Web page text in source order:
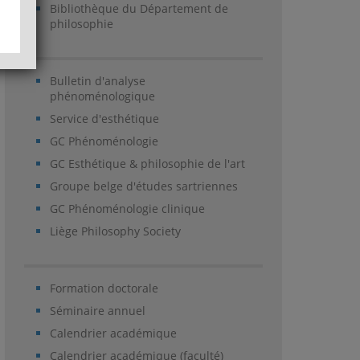
Bibliothèque du Département de
philosophie
Bulletin d'analyse
phénoménologique
Service d'esthétique
GC Phénoménologie
GC Esthétique & philosophie de l'art
Groupe belge d'études sartriennes
GC Phénoménologie clinique
Liège Philosophy Society
Formation doctorale
Séminaire annuel
Calendrier académique
Calendrier académique (faculté)